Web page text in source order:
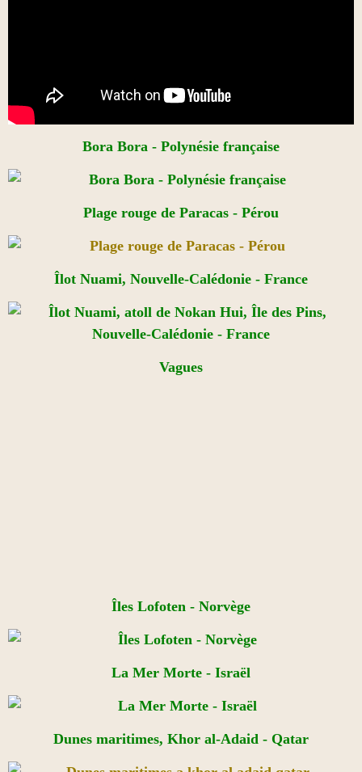
Bora Bora - Polynésie française
Plage rouge de Paracas - Pérou
Îlot Nuami, Nouvelle-Calédonie - France
Vagues
Îles Lofoten - Norvège
La Mer Morte - Israël
Dunes maritimes, Khor al-Adaid - Qatar